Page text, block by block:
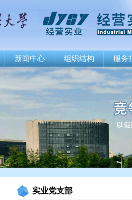
新闻中心 组织结构 服务
实业党支部